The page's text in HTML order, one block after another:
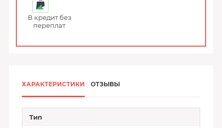
В кредит без
переплат
ХАРАКТЕРИСТИКИ ОТЗЫВЫ
Тип